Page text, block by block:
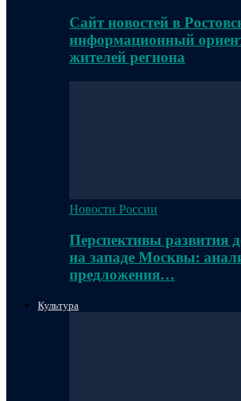
Сайт новостей в
информационный
жителей региона
Новости России
Перспективы развития
на западе Москвы:
предложения…
Культура